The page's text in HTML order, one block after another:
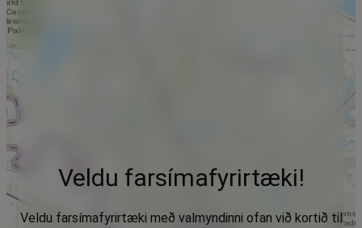
Veldu farsímafyrirtæki!
Veldu farsímafyrirtæki með valmyndinni ofan við kortið til